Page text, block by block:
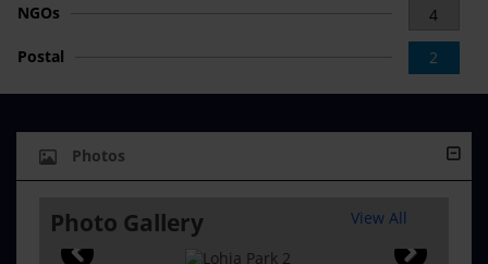
4
NGOs
2
Postal
Photos
Photo Gallery View All